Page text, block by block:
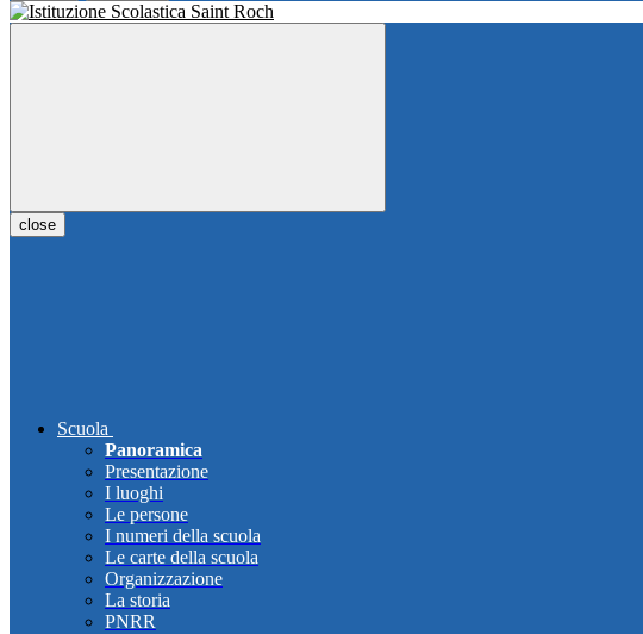
close
Scuola
Panoramica
Presentazione
I luoghi
Le persone
I numeri della scuola
Le carte della scuola
Organizzazione
La storia
PNRR